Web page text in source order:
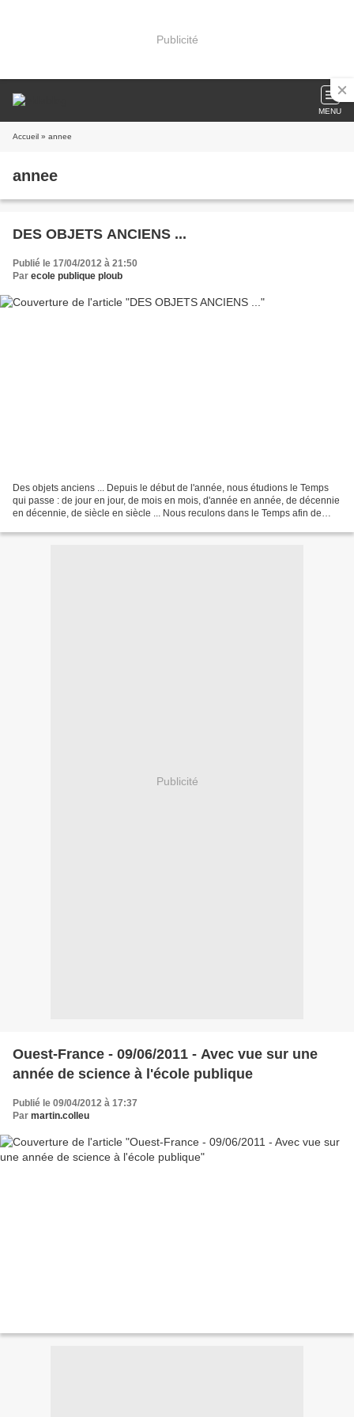
Publicité
MENU
Accueil » annee
annee
DES OBJETS ANCIENS ...
Publié le 17/04/2012 à 21:50
Par ecole publique ploub
Des objets anciens ... Depuis le début de l'année, nous étudions le Temps
qui passe : de jour en jour, de mois en mois, d'année en année, de décennie
en décennie, de siècle en siècle ... Nous reculons dans le Temps afin de
Publicité
Ouest-France - 09/06/2011 - Avec vue sur une
année de science à l'école publique
Publié le 09/04/2012 à 17:37
Par martin.colleu